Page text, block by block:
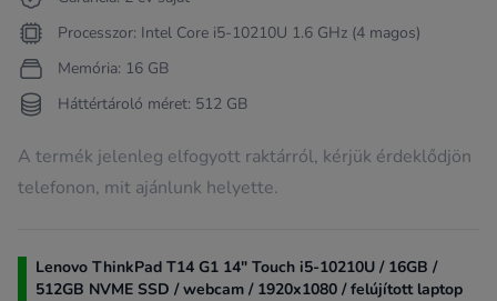
Processzor: Intel Core i5-10210U 1.6 GHz (4 magos)
Memória: 16 GB
Háttértároló méret: 512 GB
A termék jelenleg elfogyott raktárról, kérjük érdeklődjön
telefonon, mit ajánlunk helyette.
Lenovo ThinkPad T14 G1 14" Touch i5-10210U / 16GB /
512GB NVME SSD / webcam / 1920x1080 / felújított laptop